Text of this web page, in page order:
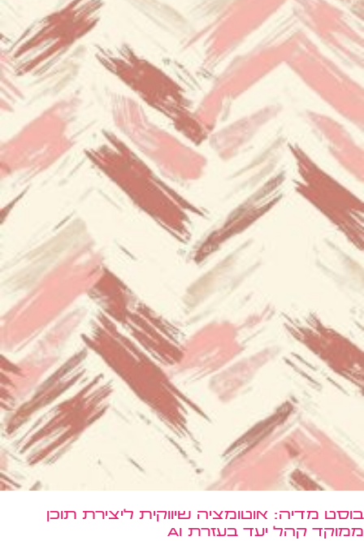
בוסט מדיה: אוטומציה שיווקית ליצירת תוכן
ממוקד קהל יעד בעזרת AI